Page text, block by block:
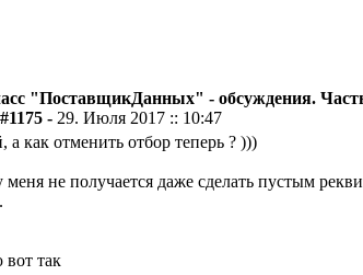
"ПоставщикДанных" - обсуждения.
- 29. Июля 2017 :: 10:47
а как отменить отбор теперь ? )))
меня не получается даже сделать пустым
так